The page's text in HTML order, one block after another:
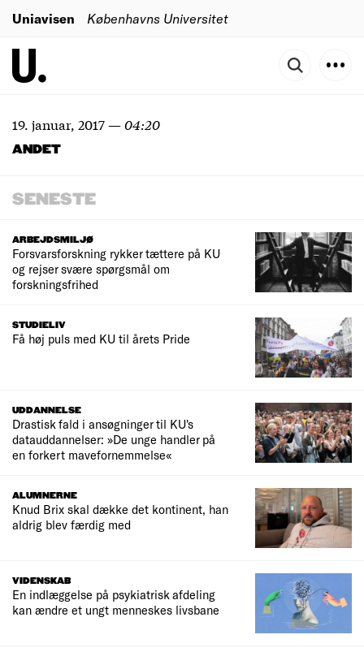
Uniavisen Københavns Universitet
19. januar, 2017—04:20
ANDET
SENESTE
ARBEJDSMILJØ
Forsvarsforskning rykker tættere på KU
og rejser svære spørgsmål om
forskningsfrihed
STUDIELIV
Få høj puls med KU til årets Pride
UDDANNELSE
Drastisk fald i ansøgninger til KU's
datauddannelser: »De unge handler på
en forkert mavefornemmelse«
ALUMNERNE
Knud Brix skal dække det kontinent, han
aldrig blev færdig med
VIDENSKAB
En indlæggelse på psykiatrisk afdeling
kan ændre et ungt menneskes livsbane